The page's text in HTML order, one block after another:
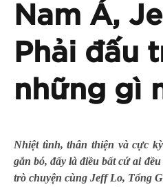
Nam Á,
Phải đấu
những gì
Nhiệt tình, thân thiện và cực
gắn bó, đấy là điều bất cứ ai
trò chuyện cùng Jeff Lo, Tổng